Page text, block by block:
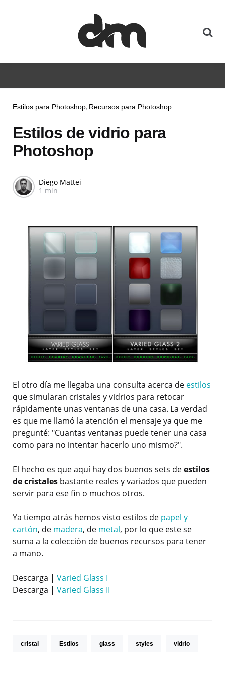
Estilos para Photoshop Recursos para Photoshop
Estilos de vidrio para
Photoshop
Diego Mattei
1 min
El otro día me llegaba una consulta acerca de estilos
que simularan cristales y vidrios para retocar
rápidamente unas ventanas de una casa. La verdad
es que me llamó la atención el mensaje ya que me
pregunté: "Cuantas ventanas puede tener una casa
como para no intentar hacerlo uno mismo?".
El hecho es que aquí hay dos buenos sets deestilos
de cristales bastante reales y variados que pueden
servir para ese fin o muchos otros.
Ya tiempo atrás hemos visto estilos de papel y
cartón, de madera, de metal, por lo que este se
suma a la colección de buenos recursos para tener
a mano.
Descarga | Varied Glass I
Descarga | Varied Glass II
cristal Estilos glass styles vidrio